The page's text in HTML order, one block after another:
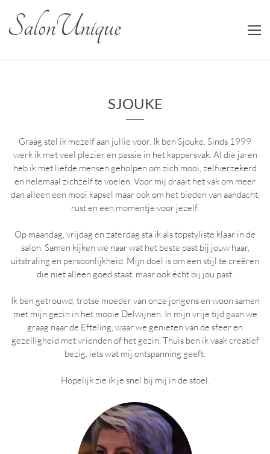
Salon Unique
SJOUKE
Graag stel ik mezelf aan jullie voor. Ik ben Sjouke. Sinds 1999
werk ik met veel plezier en passie in het kappersvak. Al die jaren
heb ik met liefde mensen geholpen om zich mooi, zelfverzekerd
en helemaal zichzelf te voelen. Voor mij draait het vak om meer
dan alleen een mooi kapsel maar ook om het bieden van aandacht,
rust en een momentje voor jezelf.
Op maandag, vrijdag en zaterdag sta ik als topstyliste klaar in de
salon. Samen kijken we naar wat het beste past bij jouw haar,
uitstraling en persoonlijkheid. Mijn doel is om een stijl te creëren
die niet alleen goed staat, maar ook écht bij jou past.
Ik ben getrouwd, trotse moeder van onze jongens en woon samen
met mijn gezin in het mooie Delwijnen. In mijn vrije tijd gaan we
graag naar de Efteling, waar we genieten van de sfeer en
gezelligheid met vrienden of het gezin. Thuis ben ik vaak creatief
bezig, iets wat mij ontspanning geeft.
Hopelijk zie ik je snel bij mij in de stoel.